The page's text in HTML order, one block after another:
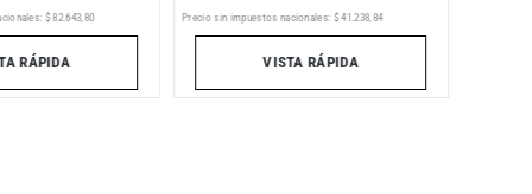
$ 82.643,80
RÁPIDA
Precio sin impuestos nacionales: $ 41 .238,84
VISTA RÁPIDA